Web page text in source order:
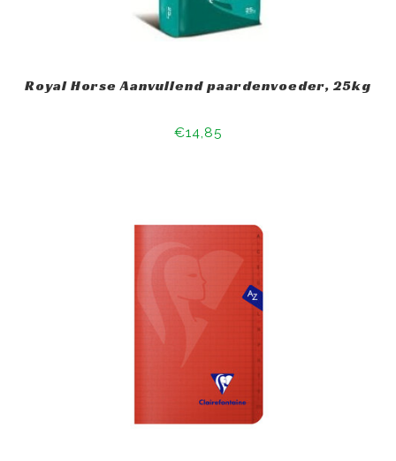
Royal Horse Aanvullend paardenvoeder, 25kg
€14,85